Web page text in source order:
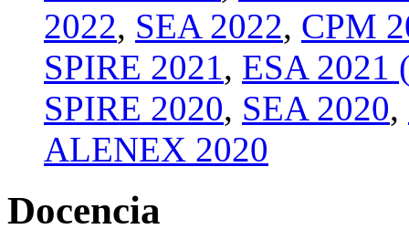
2022, SEA 2022, CPM
SPIRE 2021, ESA 2021
SPIRE 2020, SEA 2020,
ALENEX 2020
Docencia